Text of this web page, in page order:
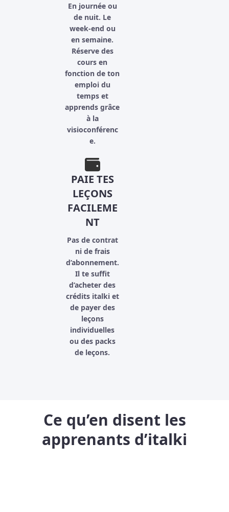
En journée ou
de nuit. Le
week-end ou
en semaine.
Réserve des
cours en
fonction de ton
emploi du
temps et
apprends grâce
à la
visioconférenc
e.
PAIE TES
LEÇONS
FACILEME
NT
Pas de contrat
ni de frais
d’abonnement.
Il te suffit
d’acheter des
crédits italki et
de payer des
leçons
individuelles
ou des packs
de leçons.
Ce qu’en disent les
apprenants d’italki